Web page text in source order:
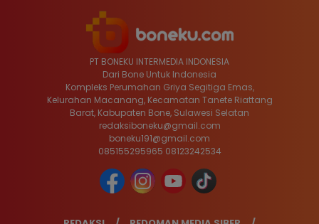
PT BONEKU INTERMEDIA INDONESIA
Dari Bone Untuk Indonesia
Kompleks Perumahan Griya Segitiga Emas,
Kelurahan Macanang, Kecamatan Tanete Riattang
Barat, Kabupaten Bone, Sulawesi Selatan
redaksiboneku@gmail.com
boneku191@gmail.com
085155295965 08123242534